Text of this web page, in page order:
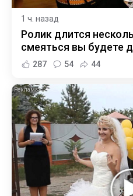
1 ч. назад
Ролик длится
смеяться вы будете
287 54 44